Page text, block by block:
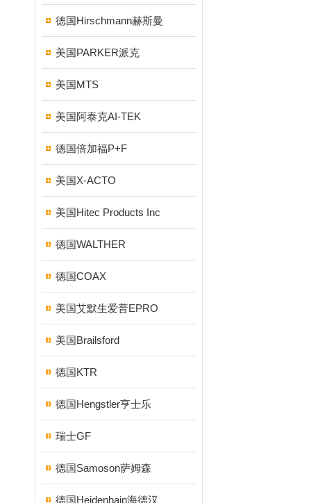
德国Hirschmann赫斯曼
美国PARKER派克
美国MTS
美国阿泰克AI-TEK
德国倍加福P+F
美国X-ACTO
美国Hitec Products Inc
德国WALTHER
德国COAX
美国艾默生爱普EPRO
美国Brailsford
德国KTR
德国Hengstler亨士乐
瑞士GF
德国Samoson萨姆森
德国Heidenhain海德汉